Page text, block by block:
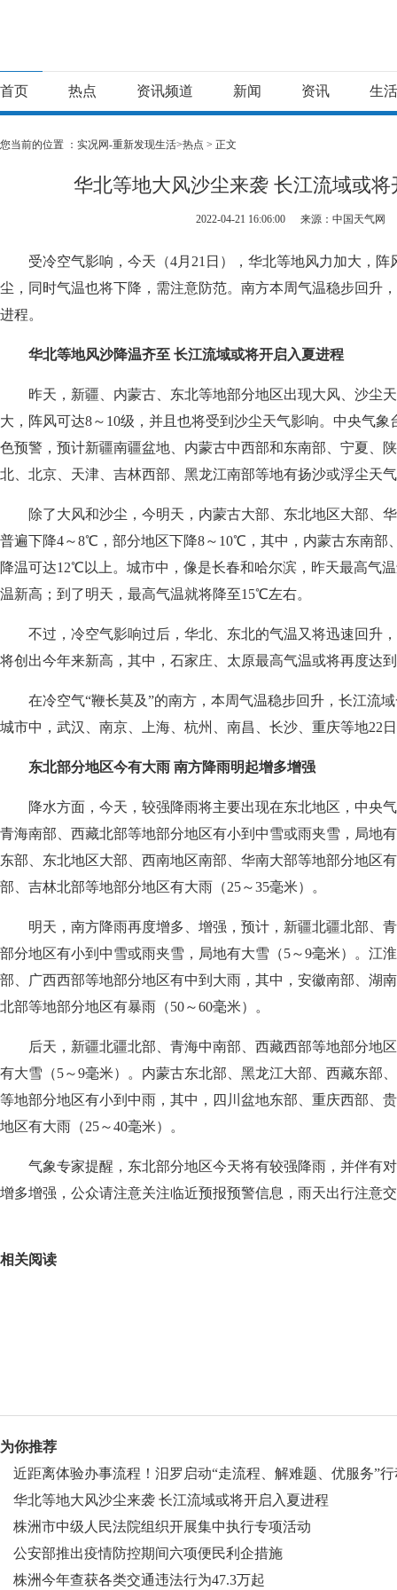
首页 热点 资讯频道 新闻 资讯 生活
您当前的位置 ： 实况网-重新发现生活>热点 > 正文
华北等地大风沙尘来袭 长江流域或将
2022-04-21 16:06:00 来源：中国天气网
受冷空气影响，今天（4月21日），华北等地风力加大，阵
尘，同时气温也将下降，需注意防范。南方本周气温稳步回升
进程。
华北等地风沙降温齐至 长江流域或将开启入夏进程
昨天，新疆、内蒙古、东北等地部分地区出现大风、沙尘
大，阵风可达8～10级，并且也将受到沙尘天气影响。中央气象
色预警，预计新疆南疆盆地、内蒙古中西部和东南部、宁夏、
北、北京、天津、吉林西部、黑龙江南部等地有扬沙或浮尘天
除了大风和沙尘，今明天，内蒙古大部、东北地区大部、
普遍下降4～8℃，部分地区下降8～10℃，其中，内蒙古东南部
降温可达12℃以上。城市中，像是长春和哈尔滨，昨天最高气
温新高；到了明天，最高气温就将降至15℃左右。
不过，冷空气影响过后，华北、东北的气温又将迅速回升
将创出今年来新高，其中，石家庄、太原最高气温或将再度达
在冷空气“鞭长莫及”的南方，本周气温稳步回升，长江流
城市中，武汉、南京、上海、杭州、南昌、长沙、重庆等地22
东北部分地区今有大雨 南方降雨明起增多增强
降水方面，今天，较强降雨将主要出现在东北地区，中央
青海南部、西藏北部等地部分地区有小到中雪或雨夹雪，局地
东部、东北地区大部、西南地区南部、华南大部等地部分地区
部、吉林北部等地部分地区有大雨（25～35毫米）。
明天，南方降雨再度增多、增强，预计，新疆北疆北部、
部分地区有小到中雪或雨夹雪，局地有大雪（5～9毫米）。江
部、广西西部等地部分地区有中到大雨，其中，安徽南部、湖
北部等地部分地区有暴雨（50～60毫米）。
后天，新疆北疆北部、青海中南部、西藏西部等地部分地
有大雪（5～9毫米）。内蒙古东北部、黑龙江大部、西藏东部
等地部分地区有小到中雨，其中，四川盆地东部、重庆西部、
地区有大雨（25～40毫米）。
气象专家提醒，东北部分地区今天将有较强降雨，并伴有
增多增强，公众请注意关注临近预报预警信息，雨天出行注意
相关阅读
为你推荐
近距离体验办事流程！汨罗启动“走流程、解难题、优服务”行
华北等地大风沙尘来袭 长江流域或将开启入夏进程
株洲市中级人民法院组织开展集中执行专项活动
公安部推出疫情防控期间六项便民利企措施
株洲今年查获各类交通违法行为47.3万起